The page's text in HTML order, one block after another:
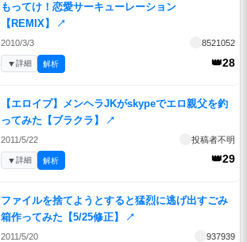
もってけ！恋愛サーキューレーション
【REMIX】
↗
2010/3/3 8521052
👑28
▼詳細 解析
【エロイプ】メンヘラJKがskypeでエロ親父を釣
ってみた【ブラクラ】
↗
2011/5/22 投稿者不明
👑29
▼詳細 解析
ファイルを捨てようとすると猛烈に逃げ出すごみ
箱作ってみた【5/25修正】
↗
2011/5/20 937939